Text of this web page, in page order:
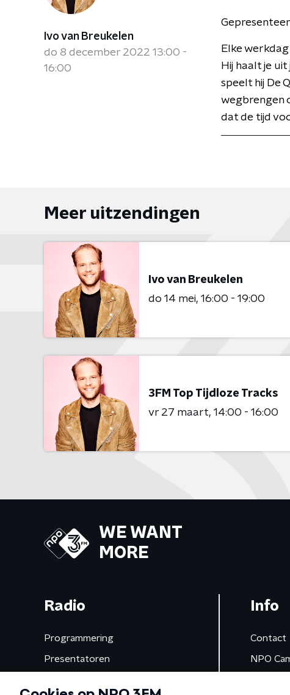
Ivo van Breukelen
do 8 december 2022 13:00 -
16:00
Elke
Hij haalt je
speelt hij De
wegbrengen
dat de tijd
Meer uitzendingen
Ivo van Breukelen
do 14 mei 16:00 - 19:00
3FM Top Tijdloze Tracks
vr 27 maart 14:00 - 16:00
WE WANT
MORE
Radio
Programmering
Presentatoren
Info
Contact
NPO